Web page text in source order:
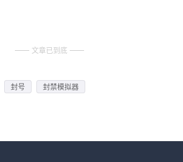
文章已到底
封号 封禁模拟器